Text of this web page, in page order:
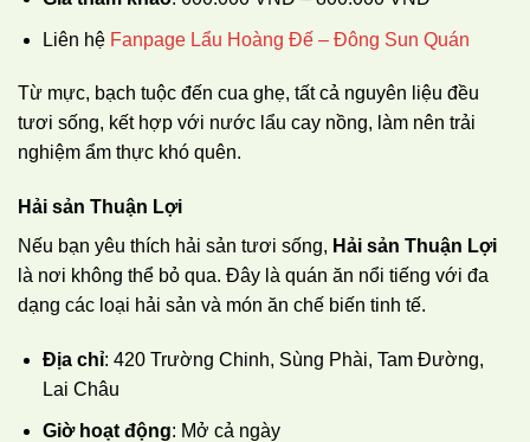
Liên hệ Fanpage Lẩu Hoàng Đế – Đông Sun Quán
Từ mực, bạch tuộc đến cua ghẹ, tất cả nguyên liệu đều
tươi sống, kết hợp với nước lẩu cay nồng, làm nên trải
nghiệm ẩm thực khó quên.
Hải sản Thuận Lợi
Nếu bạn yêu thích hải sản tươi sống, Hải sản Thuận Lợi
là nơi không thể bỏ qua. Đây là quán ăn nổi tiếng với đa
dạng các loại hải sản và món ăn chế biến tinh tế.
Địa chỉ: 420 Trường Chinh, Sùng Phài, Tam Đường,
Lai Châu
Giờ hoạt động: Mở cả ngày